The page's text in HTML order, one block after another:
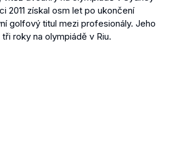
2011 získal osm let po ukončení
golfový titul mezi profesionály. Jeho
roky na olympiádě v Riu.